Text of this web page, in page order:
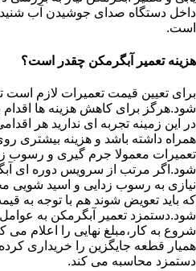
داخل دستگاه صدای جوشیدن آب
است.
هزینه تعمیر آبگرمکن چقدر است؟
برای تعیین قیمت تعمیرات لازم است
شود.هرگز برای کاهش هزینه ها اقدام
در این زمینه تجربه ای ندارید هر
همراه داشته باشد و هزینه بیشتری
تعمیرات معمولا جرم گیری و رسوب
شود.اگر مرتب از سرویس دوره ای
نیازی به رسوب زدایی و اسید شویی
که باید تعویض شوند هم با توجه به
شود.دستمزد تعمیر آبگرمکن به عوامل
شروع به کار،مبلغ نهایی را اعلام
همیار قطعه جایگزین را خریداری
دستمزد محاسبه می کند.